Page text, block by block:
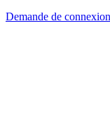
Demande de connexion